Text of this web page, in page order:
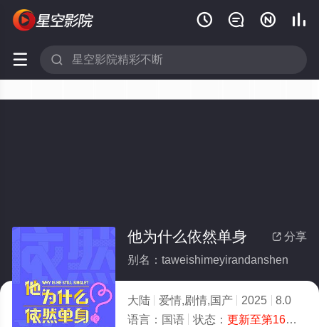
   
 
 分享
他为什么依然单身
别名：taweishimeyirandanshen
大陆 爱情,剧情,国产 2025
8.0
语言： 国语 状态： 更新至第16集